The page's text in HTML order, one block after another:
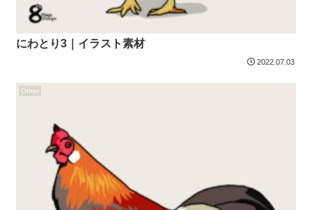
にわとり3｜イラスト素材
2022.07.03
Other